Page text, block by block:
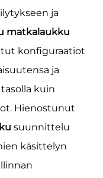
ja
matkalaukku
konfiguraatiot
ja
kuin
Hienostunut
suunnittelu
käsittelyn